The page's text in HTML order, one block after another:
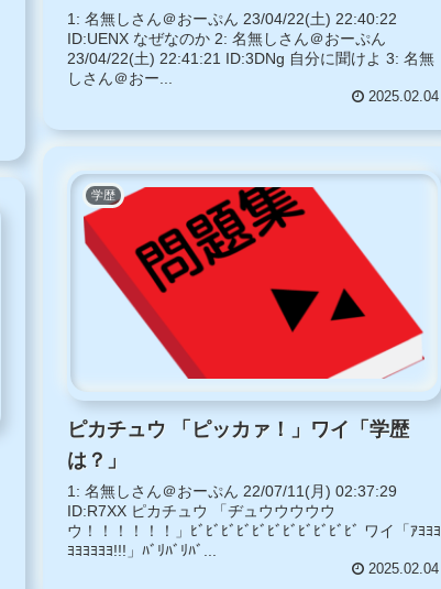
1: 名無しさん＠おーぷん 23/04/22(土) 22:40:22
ID:UENX なぜなのか 2: 名無しさん＠おーぷん
23/04/22(土) 22:41:21 ID:3DNg 自分に聞けよ 3: 名無
しさん＠おー...
2025.02.04
学歴
ピカチュウ 「ピッカァ！」ワイ「学歴
は？」
1: 名無しさん＠おーぷん 22/07/11(月) 02:37:29
ID:R7XX ピカチュウ 「ヂュウウウウウ
ウ！！！！！！」ﾋﾞﾋﾞﾋﾞﾋﾞﾋﾞﾋﾞﾋﾞﾋﾞﾋﾞﾋﾞﾋﾞ ワイ「ｱﾖﾖﾖ
ﾖﾖﾖﾖﾖﾖ!!!」ﾊﾞﾘﾊﾞﾘﾊﾞ...
2025.02.04